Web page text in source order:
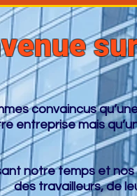
convaincus
entreprise mais
notre temps et
des travailleurs, de